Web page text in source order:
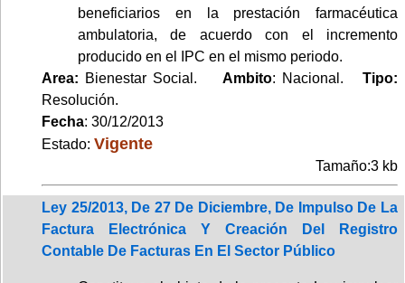
beneficiarios en la prestación farmacéutica
ambulatoria, de acuerdo con el incremento
producido en el IPC en el mismo periodo.
Area: Bienestar Social. Ambito: Nacional. Tipo:
Resolución.
Fecha: 30/12/2013
Estado: Vigente
Tamaño:3 kb
Ley 25/2013, De 27 De Diciembre, De Impulso De La
Factura Electrónica Y Creación Del Registro
Contable De Facturas En El Sector Público